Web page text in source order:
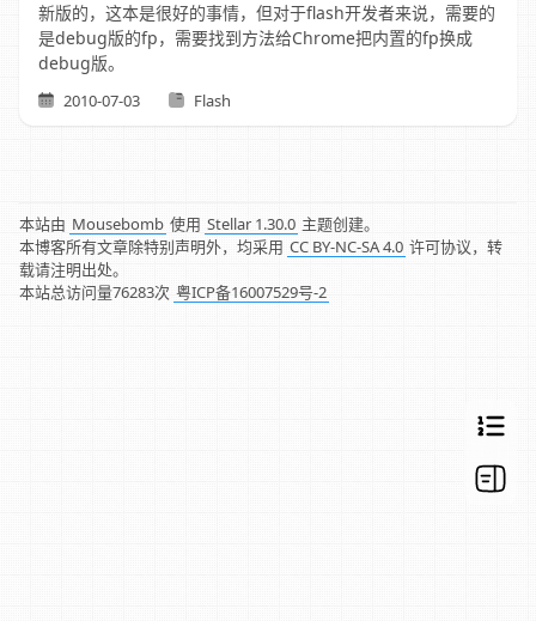
新版的，这本是很好的事情，但对于flash开发者来说，需要的
是debug版的fp，需要找到方法给Chrome把内置的fp换成
debug版。
2010-07-03 Flash
本站由 Mousebomb 使用 Stellar 1.30.0 主题创建。
本博客所有文章除特别声明外，均采用 CC BY-NC-SA 4.0 许可协议，转
载请注明出处。
本站总访问量76283次 粤ICP备16007529号-2